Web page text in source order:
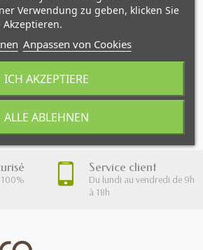
Showing 1 - 3 of 3 item(s)
Service client
Du lundi au vendredi de 9h
à 18h
Verwendung zu geben, klicken Sie
Anpassen von Cookies
ALLE ABLEHNEN
ICH AKZEPTIERE